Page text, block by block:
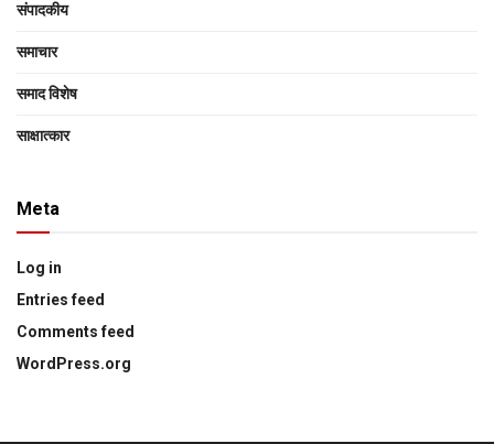
संपादकीय
समाचार
समाद विशेष
साक्षात्‍कार
Meta
Log in
Entries feed
Comments feed
WordPress.org